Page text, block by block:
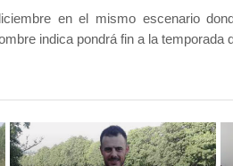
en el mismo escenario
indica pondrá fin a la temporada